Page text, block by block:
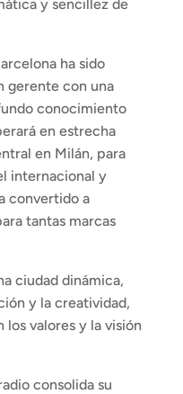
y sencillez de
ha sido
gerente con una
conocimiento
en estrecha
en Milán, para
internacional y
convertido a
tantas marcas
ciudad dinámica,
y la creatividad,
valores y la visión
consolida su